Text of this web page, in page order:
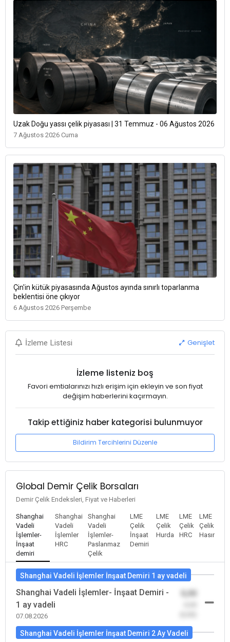
Uzak Doğu yassı çelik piyasası | 31 Temmuz - 06 Ağustos 2026
7 Ağustos 2026 Cuma
Çin'in kütük piyasasında Ağustos ayında sınırlı toparlanma
beklentisi öne çıkıyor
6 Ağustos 2026 Perşembe
İzleme Listesi Genişlet
İzleme listeniz boş
Favori emtialarınızı hızlı erişim için ekleyin ve son fiyat
değişim haberlerini kaçırmayın.
Takip ettiğiniz haber kategorisi bulunmuyor
Bildirim Tercihlerini Düzenle
Global Demir Çelik Borsaları
Demir Çelik Endeksleri, Fiyat ve Haberleri
Shanghai
Vadeli
İşlemler-
İnşaat
demiri
Shanghai
Vadeli
İşlemler
HRC
Shanghai
Vadeli
İşlemler-
Paslanmaz
Çelik
LME
Çelik
İnşaat
Demiri
LME
Çelik
Hurda
LME
Çelik
HRC
LME
Çelik
Hasır
Shanghai Vadeli İşlemler İnşaat Demiri 1 ay vadeli
Shanghai Vadeli İşlemler- İnşaat Demiri -
1 ay vadeli
07.08.2026
Shanghai Vadeli İşlemler İnşaat Demiri 2 Ay Vadeli